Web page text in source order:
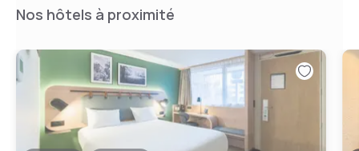
Nos hôtels à proximité